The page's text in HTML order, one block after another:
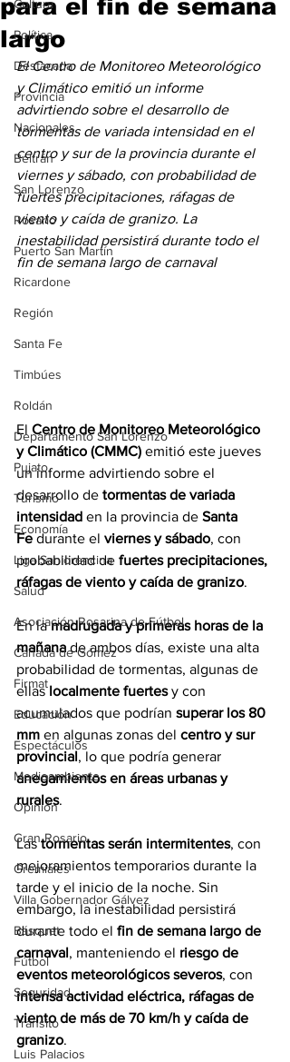
Cultura
Política
Destacada
Provincia
Nacionales
Beltrán
San Lorenzo
Rosario
Puerto San Martín
Ricardone
Región
Santa Fe
Timbúes
Roldán
Departamento San Lorenzo
Pujato
Turismo
Economía
Liga Sanlorencina
Salud
Asociación Rosarina de Fútbol
Cañada de Gómez
Firmat
Educación
Espectáculos
Medioambiente
Opinión
Gran Rosario
Gremiales
Villa Gobernador Gálvez
Básquet
Fútbol
Seguridad
Tránsito
Luis Palacios
para el fin de semana
largo
El Centro de Monitoreo Meteorológico
y Climático emitió un informe
advirtiendo sobre el desarrollo de
tormentas de variada intensidad en el
centro y sur de la provincia durante el
viernes y sábado, con probabilidad de
fuertes precipitaciones, ráfagas de
viento y caída de granizo. La
inestabilidad persistirá durante todo el
fin de semana largo de carnaval
El Centro de Monitoreo Meteorológico
y Climático (CMMC) emitió este jueves
un informe advirtiendo sobre el
desarrollo de tormentas de variada
intensidad en la provincia de Santa
Fe durante el viernes y sábado, con
probabilidad de fuertes precipitaciones,
ráfagas de viento y caída de granizo.
En la madrugada y primeras horas de la
mañana de ambos días, existe una alta
probabilidad de tormentas, algunas de
ellas localmente fuertes y con
acumulados que podrían superar los 80
mm en algunas zonas del centro y sur
provincial, lo que podría generar
anegamientos en áreas urbanas y
rurales.
Las tormentas serán intermitentes, con
mejoramientos temporarios durante la
tarde y el inicio de la noche. Sin
embargo, la inestabilidad persistirá
durante todo el fin de semana largo de
carnaval, manteniendo el riesgo de
eventos meteorológicos severos, con
intensa actividad eléctrica, ráfagas de
viento de más de 70 km/h y caída de
granizo.